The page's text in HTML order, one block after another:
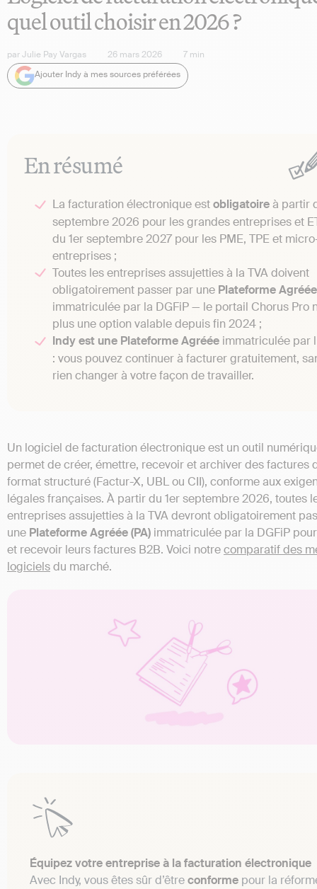
quel outil choisir en 2026 ?
parJulie Pay Vargas 26 mars 2026 7 min
Ajouter Indy à mes sources préférées
En résumé
La facturation électronique estobligatoireà partir
septembre 2026 pour les grandes entreprises et
du 1er septembre 2027 pour les PME, TPE et
entreprises ;
Toutes les entreprises assujetties à la TVA doivent
obligatoirement passer par une Plateforme Agréée
immatriculée par la DGFiP — le portail Chorus Pro
plus une option valable depuis fin 2024 ;
Indy est une Plateforme Agréée immatriculée par
: vous pouvez continuer à facturer gratuitement,
rien changer à votre façon de travailler.
Un logiciel de facturation électronique est un outil
permet de créer, émettre, recevoir et archiver des factures
format structuré (Factur-X, UBL ou CII), conforme aux
légales françaises. À partir du 1er septembre 2026, toutes
entreprises assujetties à la TVA devront obligatoirement
une Plateforme Agréée (PA) immatriculée par la DGFiP
et recevoir leurs factures B2B. Voici notrecomparatif des
logicielsdu marché.
Équipez votre entreprise à la facturation électronique
Avec Indy, vous êtes sûr d’êtreconforme pour la